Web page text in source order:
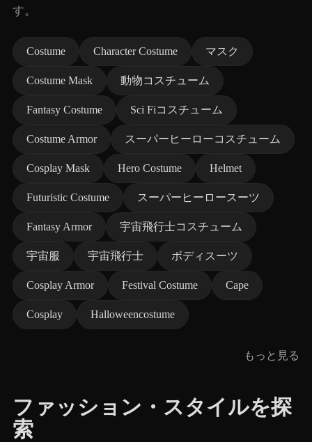
す。
Costume Character Costume マスク
Costume Mask 動物コスチューム
Fantasy Costume Sci Fiコスチューム
Costume Armor スーパーヒーローコスチューム
Cosplay Mask Hero Costume Helmet
Futuristic Costume スーパーヒーロースーツ
Fantasy Armor 宇宙飛行士コスチューム
宇宙服 宇宙飛行士 ボディスーツ
Cosplay Armor Festival Costume Cape
Cosplay Halloweencostume
もっと見る
ファッション・スタイルを探
索